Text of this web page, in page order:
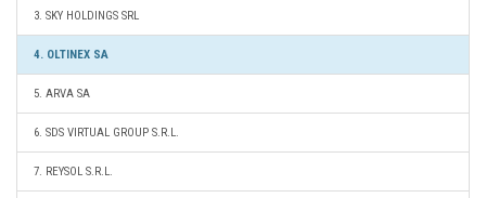
3. SKY HOLDINGS SRL
4. OLTINEX SA
5. ARVA SA
6. SDS VIRTUAL GROUP S.R.L.
7. REYSOL S.R.L.